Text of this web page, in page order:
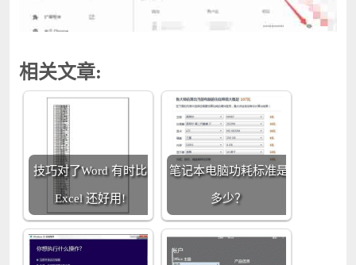
相关文章:
技巧对了Word 有时比
Excel 还好用!
笔记本电脑功耗标准是
多少？